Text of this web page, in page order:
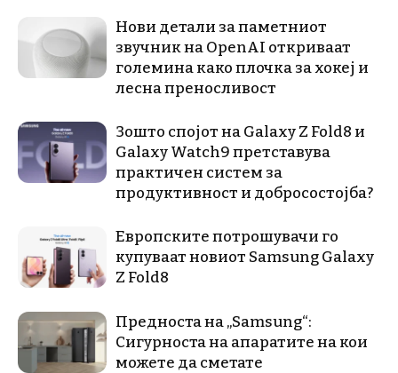
Нови детали за паметниот
звучник на OpenAI откриваат
големина како плочка за хокеј и
лесна преносливост
Зошто спојот на Galaxy Z Fold8 и
Galaxy Watch9 претставува
практичен систем за
продуктивност и добросостојба?
Европските потрошувачи го
купуваат новиот Samsung Galaxy
Z Fold8
Предноста на „Samsung“:
Сигурноста на апаратите на кои
можете да сметате